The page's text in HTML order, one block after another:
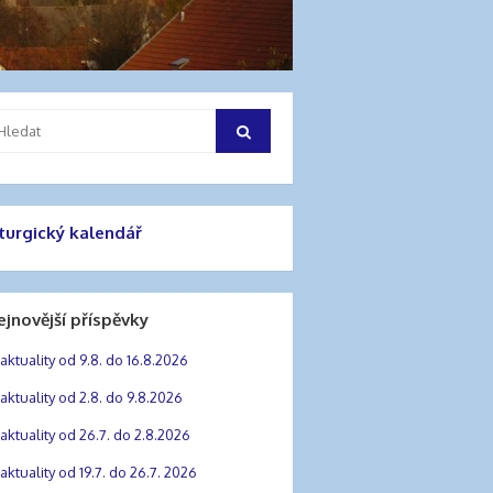
Hledat
kalendář
příspěvky
aktuality od 9.8. do 16.8.2026
aktuality od 2.8. do 9.8.2026
aktuality od 26.7. do 2.8.2026
aktuality od 19.7. do 26.7. 2026